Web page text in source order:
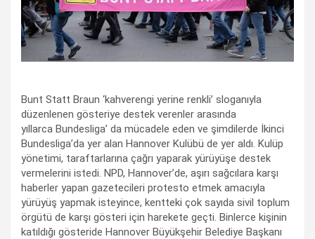
Bunt Statt Braun ‘kahverengi yerine renkli’ sloganıyla
düzenlenen gösteriye destek verenler arasında
yıllarca Bundesliga’ da mücadele eden ve şimdilerde İkinci
Bundesliga’da yer alan Hannover Kulübü de yer aldı. Kulüp
yönetimi, taraftarlarına çağrı yaparak yürüyüşe destek
vermelerini istedi. NPD, Hannover’de, aşırı sağcılara karşı
haberler yapan gazetecileri protesto etmek amacıyla
yürüyüş yapmak isteyince, kentteki çok sayıda sivil toplum
örgütü de karşı gösteri için harekete geçti. Binlerce kişinin
katıldığı gösteride Hannover Büyükşehir Belediye Başkanı